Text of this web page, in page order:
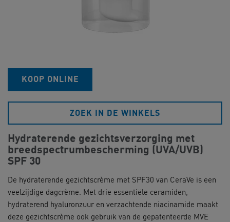
Hydraterende gezichtsverzorging met
breedspectrumbescherming (UVA/UVB)
SPF 30
De hydraterende gezichtscrème met SPF30 van CeraVe is een
veelzijdige dagcrème. Met drie essentiële ceramiden,
hydraterend hyaluronzuur en verzachtende niacinamide maakt
deze gezichtscrème ook gebruik van de gepatenteerde MVE
KOOP ONLINE
ZOEK IN DE WINKELS